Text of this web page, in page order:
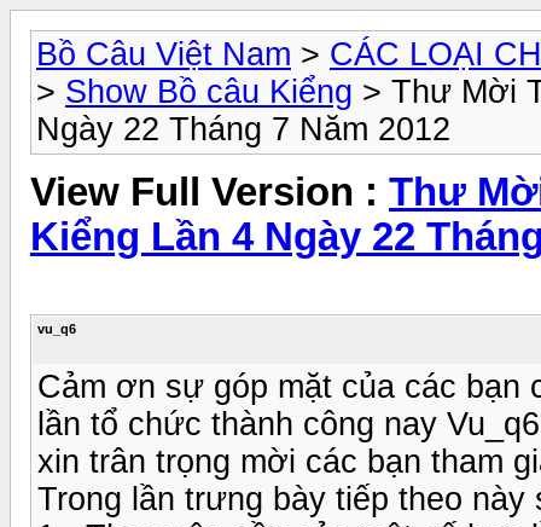
Bồ Câu Việt Nam > CÁC LOẠI
> Show Bồ câu Kiểng > Thư Mời
Ngày 22 Tháng 7 Năm 2012
View Full Version : Thư
Kiểng Lần 4 Ngày 22
vu_q6
Cảm ơn sự góp mặt của các bạn
lần tổ chức thành công nay Vu_q6
xin trân trọng mời các bạn tham
Trong lần trưng bày tiếp theo